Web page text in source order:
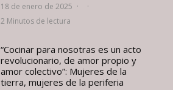
18 de enero de 2025 ·
·
2 Minutos de lectura
“Cocinar para nosotras es un acto
revolucionario, de amor propio y
amor colectivo”: Mujeres de la
tierra, mujeres de la periferia